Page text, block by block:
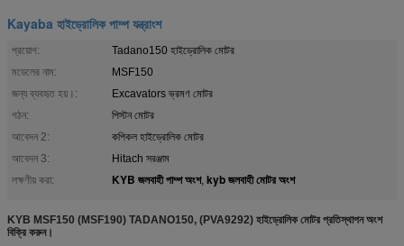
Kayaba হাইড্রোলিক পাম্প যন্ত্রাংশ
প্রয়োগ:
Tadano150 হাইড্রোলিক মোটর
মডেলের নাম:
MSF150
জন্য ব্যবহৃত হয়।:
Excavators ভ্রমণ মোটর
গঠন:
পিস্টন মোটর
আবেদন 2:
কপিকল হাইড্রোলিক মোটর
আবেদন 3:
Hitach সরঞ্জাম
লক্ষণীয় করা:
KYB জলবাহী পাম্প অংশ, kyb জলবাহী মোটর অংশ
KYB MSF150 (MSF190) TADANO150, (PVA9292) হাইড্রোলিক মোটর প্রতিস্থাপন অংশ
বিক্রি করুন।